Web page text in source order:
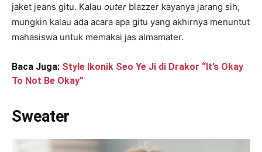
jaket jeans gitu. Kalau outer blazzer kayanya jarang sih,
mungkin kalau ada acara apa gitu yang akhirnya menuntut
mahasiswa untuk memakai jas almamater.
Baca Juga: Style Ikonik Seo Ye Ji di Drakor “It’s Okay
To Not Be Okay”
Sweater